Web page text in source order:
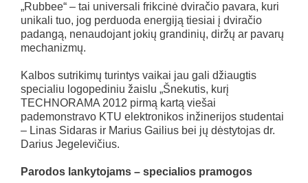
„Rubbee“ – tai universali frikcinė dviračio pavara, kuri
unikali tuo, jog perduoda energiją tiesiai į dviračio
padangą, nenaudojant jokių grandinių, diržų ar pavarų
mechanizmų.
Kalbos sutrikimų turintys vaikai jau gali džiaugtis
specialiu logopediniu žaislu „Šnekutis, kurį
TECHNORAMA 2012 pirmą kartą viešai
pademonstravo KTU elektronikos inžinerijos studentai
– Linas Sidaras ir Marius Gailius bei jų dėstytojas dr.
Darius Jegelevičius.
Parodos lankytojams – specialios pramogos